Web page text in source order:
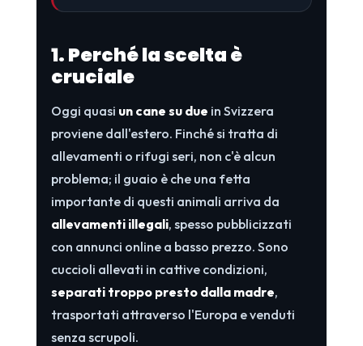
1. Perché la scelta è
cruciale
Oggi quasi un cane su due in Svizzera
proviene dall'estero. Finché si tratta di
allevamenti o rifugi seri, non c'è alcun
problema; il guaio è che una fetta
importante di questi animali arriva da
allevamenti illegali, spesso pubblicizzati
con annunci online a basso prezzo. Sono
cuccioli allevati in cattive condizioni,
separati troppo presto dalla madre,
trasportati attraverso l'Europa e venduti
senza scrupoli.